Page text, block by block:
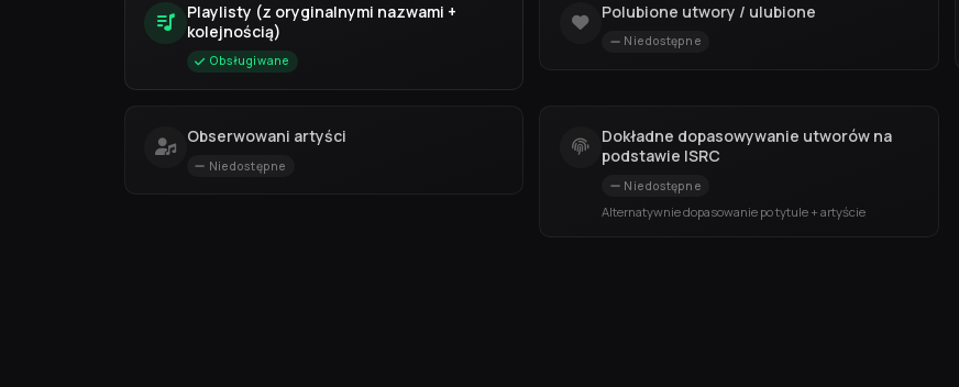
Playlisty (z oryginalnymi nazwami +
kolejnością)
Obsługiwane
Polubione utwory / ulubione
Niedostępne
Obserwowani artyści
Niedostępne
Dokładne dopasowywanie utworów na
podstawie ISRC
Niedostępne
Alternatywnie dopasowanie po tytule + artyście